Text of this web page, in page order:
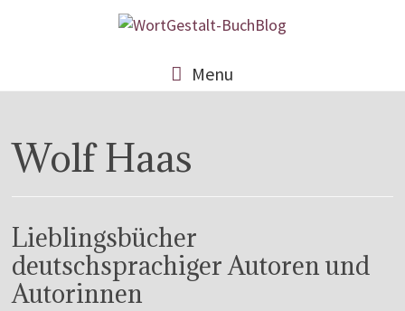
Menu
Wolf Haas
Lieblingsbücher
deutschsprachiger Autoren und
Autorinnen